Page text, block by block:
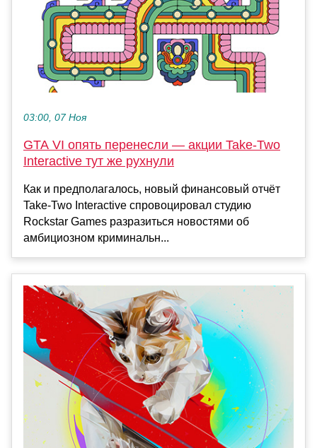
03:00, 07 Ноя
GTA VI опять перенесли — акции Take-Two
Interactive тут же рухнули
Как и предполагалось, новый финансовый отчёт
Take-Two Interactive спровоцировал студию
Rockstar Games разразиться новостями об
амбициозном криминальн...